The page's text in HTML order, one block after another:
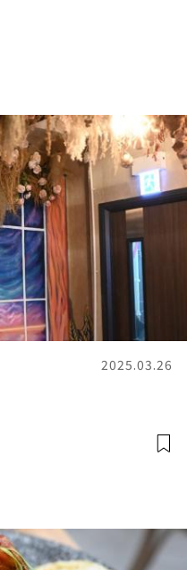
2025.03.26